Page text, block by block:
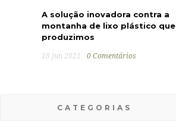
A solução inovadora contra a
montanha de lixo plástico que
produzimos
18 jun 2021 0 Comentários
CATEGORIAS